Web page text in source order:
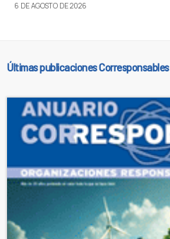
6 DE AGOSTO DE 2026
Últimas publicaciones Corresponsables